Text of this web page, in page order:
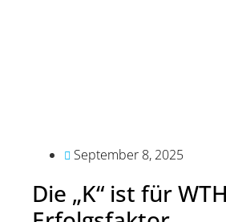
September 8, 2025
Die „K“ ist für